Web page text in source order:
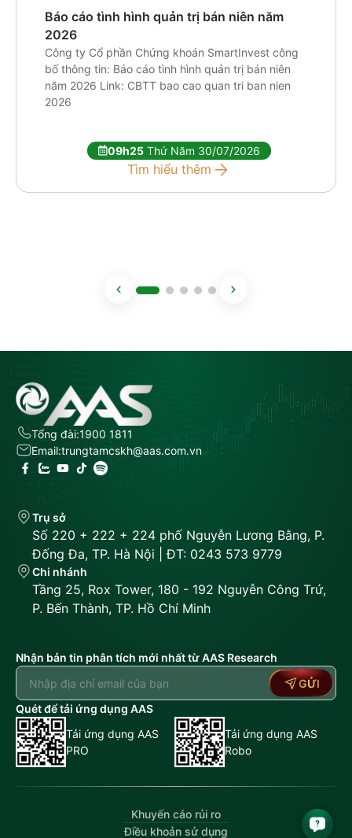
Báo cáo tình hình quản trị bán niên năm
2026
Công ty Cổ phần Chứng khoán SmartInvest công
bố thông tin: Báo cáo tình hình quản trị bán niên
năm 2026 Link: CBTT bao cao quan tri ban nien
2026
09h25 Thứ Năm 30/07/2026
Tìm hiểu thêm
Tổng đài:1900 1811
Email:trungtamcskh@aas.com.vn
Trụ sở
Số 220 + 222 + 224 phố Nguyễn Lương Bằng, P.
Đống Đa, TP. Hà Nội | ĐT: 0243 573 9779
Chi nhánh
Tầng 25, Rox Tower, 180 - 192 Nguyễn Công Trứ,
P. Bến Thành, TP. Hồ Chí Minh
Nhận bản tin phân tích mới nhất từ AAS Research
GỬI
Quét để tải ứng dụng AAS
Tải ứng dụng AAS
PRO
Tải ứng dụng AAS
Robo
Khuyến cáo rủi ro
Điều khoản sử dụng